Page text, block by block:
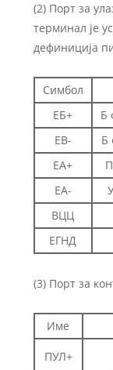
(2) Порт за
терминал је
дефиниција
Симбол
ЕБ+
Б
EB-
Б
ЕА+
ЕА-
ВЦЦ
ЕГНД
(3) Порт за
Име
ПУЛ+